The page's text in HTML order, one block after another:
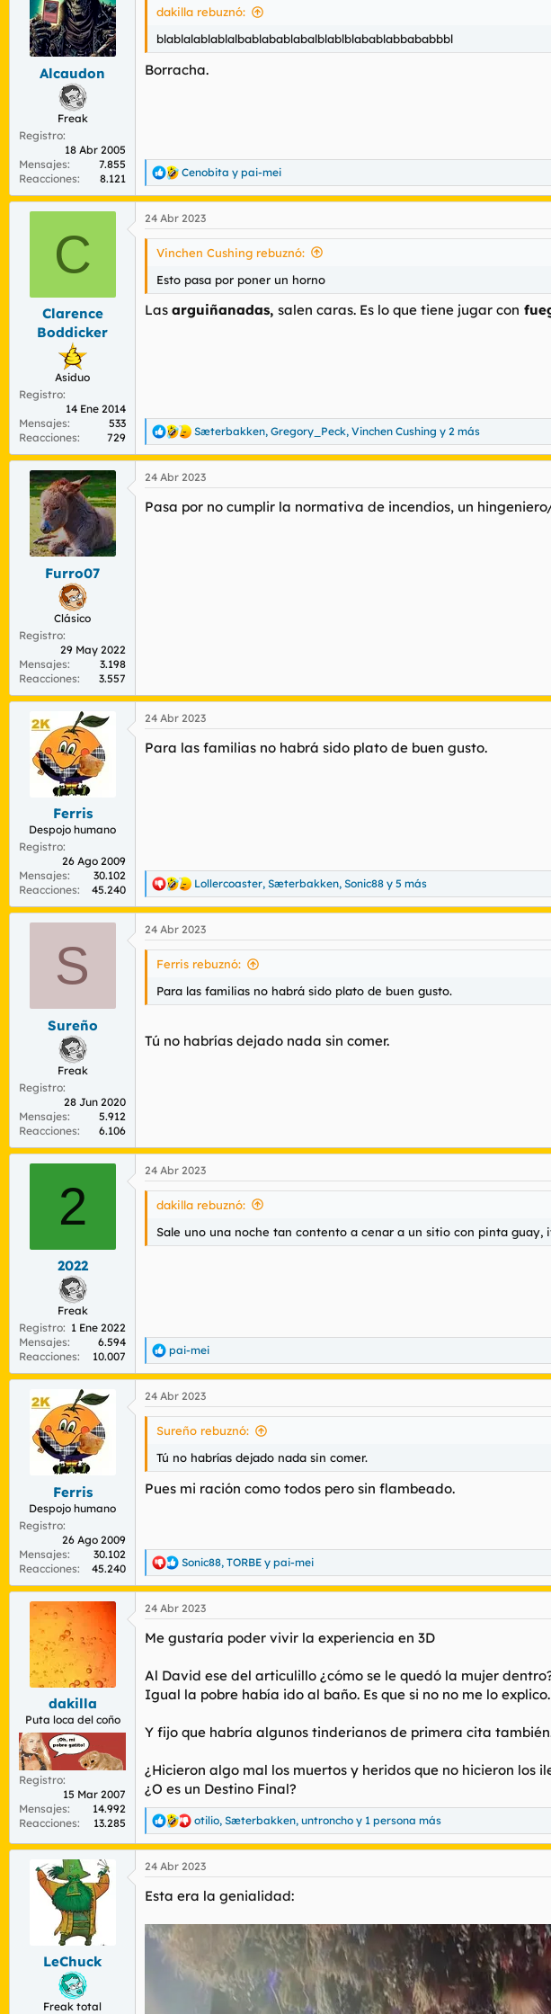
Alcaudon
Freak
Registro
18 Abr 2005
Mensajes
7.855
Reacciones
8.121
dakilla rebuznó:
blablalablablalbablabablabalblablblabablabbababbbl
Borracha.
R
e
a
c
c
e
s
Cenobita y pai-mei
C
Clarence
Boddicker
Asiduo
Registro
14 Ene 2014
Mensajes
533
Reacciones
729
24 Abr 2023
Vinchen Cushing rebuznó:
Esto pasa por poner un horno
Las arguiñanadas, salen caras. Es lo que tiene jugar con
R
e
c
i
Sæterbakken, Gregory_Peck, Vinchen Cushing y 2 más
Furro07
Clásico
Registro
29 May 2022
Mensajes
3.198
Reacciones
3.557
24 Abr 2023
Pasa por no cumplir la normativa de incendios, un
Ferris
Despojo humano
Registro
26 Ago 2009
Mensajes
30.102
Reacciones
45.240
24 Abr 2023
Para las familias no habrá sido plato de buen gusto.
R
e
c
c
e
:
Lollercoaster, Sæterbakken, Sonic88 y 5 más
S
Sureño
Freak
Registro
28 Jun 2020
Mensajes
5.912
Reacciones
6.106
24 Abr 2023
Ferris rebuznó:
Para las familias no habrá sido plato de buen gusto.
Tú no habrías dejado nada sin comer.
2
2022
Freak
Registro
1 Ene 2022
Mensajes
6.594
Reacciones
10.007
24 Abr 2023
dakilla rebuznó:
Sale uno una noche tan contento a cenar a un sitio con pinta
R
e
c
c
n
e
s
pai-mei
Ferris
Despojo humano
Registro
26 Ago 2009
Mensajes
30.102
Reacciones
45.240
24 Abr 2023
Sureño rebuznó:
Tú no habrías dejado nada sin comer.
Pues mi ración como todos pero sin flambeado.
R
e
a
c
i
n
e
s
Sonic88, TORBE y pai-mei
dakilla
Puta loca del coño
Registro
15 Mar 2007
Mensajes
14.992
Reacciones
13.285
24 Abr 2023
Me gustaría poder vivir la experiencia en 3D
Al David ese del articulillo ¿cómo se le quedó la mujer
Igual la pobre había ido al baño. Es que si no no me lo
Y fijo que habría algunos tinderianos de primera cita
¿Hicieron algo mal los muertos y heridos que no hicieron los
¿O es un Destino Final?
R
e
a
c
i
n
e
otilio, Sæterbakken, untroncho y 1 persona más
LeChuck
Freak total
24 Abr 2023
Esta era la genialidad: